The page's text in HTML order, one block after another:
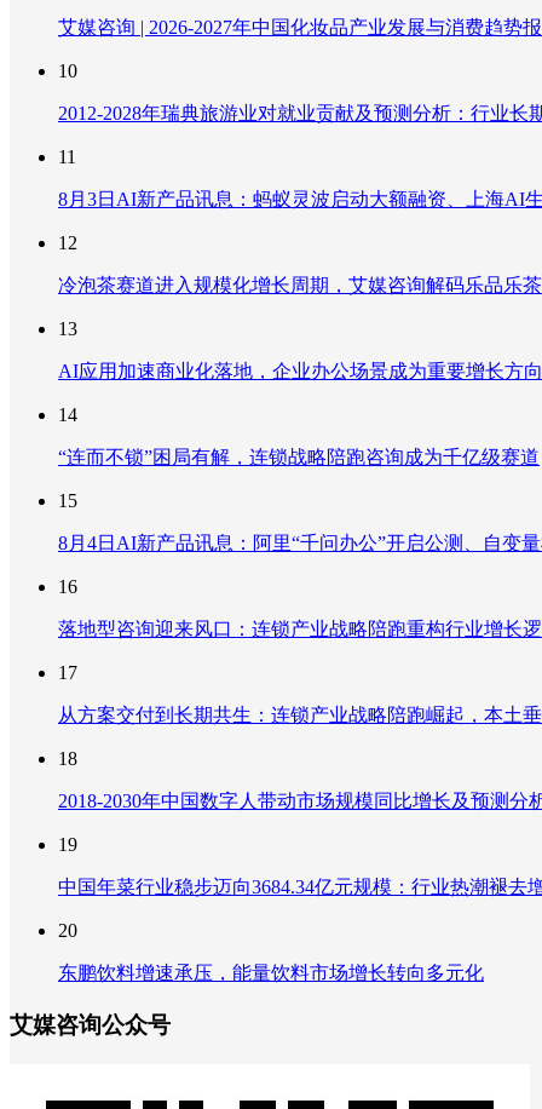
艾媒咨询 | 2026-2027年中国化妆品产业发展与消费趋势
10
2012-2028年瑞典旅游业对就业贡献及预测分析：行业
11
8月3日AI新产品讯息：蚂蚁灵波启动大额融资、上海AI
12
冷泡茶赛道进入规模化增长周期，艾媒咨询解码乐品乐
13
AI应用加速商业化落地，企业办公场景成为重要增长方向
14
“连而不锁”困局有解，连锁战略陪跑咨询成为千亿级赛道
15
8月4日AI新产品讯息：阿里“千问办公”开启公测、自变
16
落地型咨询迎来风口：连锁产业战略陪跑重构行业增
17
从方案交付到长期共生：连锁产业战略陪跑崛起，本土
18
2018-2030年中国数字人带动市场规模同比增长及预测
19
中国年菜行业稳步迈向3684.34亿元规模：行业热潮褪
20
东鹏饮料增速承压，能量饮料市场增长转向多元化
艾媒咨询公众号